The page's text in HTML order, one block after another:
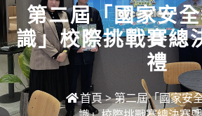
第二屆「國家安
識」校際挑戰賽總
禮
首頁>第二屆「國家安